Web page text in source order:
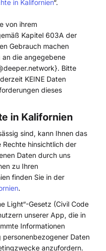
in Kalifornien“.
von ihrem
Kapitel 603A der
Gebrauch machen
an die angegebene
Bitte
KEINE Daten
dieses
in Kalifornien
sind, kann Ihnen das
Rechte hinsichtlich der
Daten durch uns
zu Ihren
finden Sie in der
.
Light“-Gesetz (Civil Code
unserer App, die in
Informationen
Daten
anzufordern.